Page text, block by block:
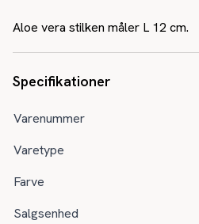
Aloe vera stilken måler L 12 cm.
Specifikationer
Varenummer
Varetype
Farve
Salgsenhed